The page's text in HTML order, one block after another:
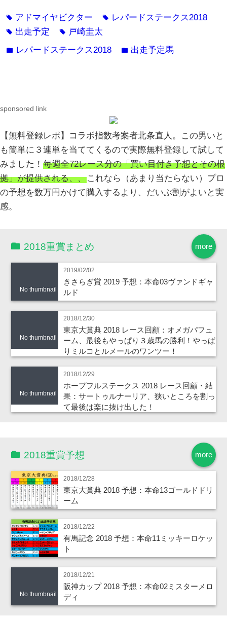
tag アドマイヤビクター tag レパードステークス2018
tag 出走予定 tag 戸崎圭太
folder レパードステークス2018 folder 出走予定馬
sponsored link
【無料登録レポ】コラボ指数考案者北条直人。この男いと
も簡単に３連単を当ててくるので実際無料登録して試して
みました！ 毎週全72レース分の「買い目付き予想とその根
拠」が提供される、、これなら（あまり当たらない）プロ
の予想を数万円かけて購入するより、だいぶ割がよいと実
感。
more
2018重賞まとめ
No thumbnail
2019/02/02
きさらぎ賞 2019 予想：本命03ヴァンドギャ
ルド
No thumbnail
2018/12/30
東京大賞典 2018 レース回顧：オメガパフュ
ーム、最後もやっぱり３歳馬の勝利！やっぱ
りミルコとルメールのワンツー！
No thumbnail
2018/12/29
ホープフルステークス 2018 レース回顧・結
果：サートゥルナーリア、狭いところを割っ
て最後は楽に抜け出した！
more
2018重賞予想
2018/12/28
東京大賞典 2018 予想：本命13ゴールドドリ
ーム
2018/12/22
有馬記念 2018 予想：本命11ミッキーロケッ
ト
No thumbnail
2018/12/21
阪神カップ 2018 予想：本命02ミスターメロ
ディ